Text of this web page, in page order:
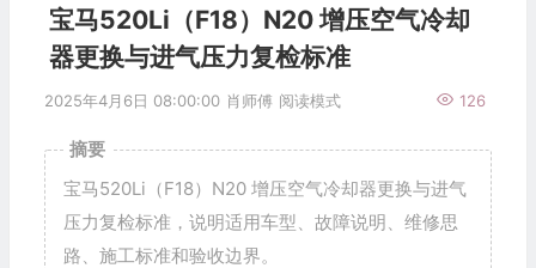
宝马520Li（F18）N20 增压空气冷却
器更换与进气压力复检标准
2025年4月6日 08:00:00 肖师傅 126
阅读模式
摘要
宝马520Li（F18）N20 增压空气冷却器更换与进气
压力复检标准，说明适用车型、故障说明、维修思
路、施工标准和验收边界。